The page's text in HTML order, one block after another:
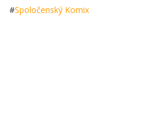
#Spoločenský Komix